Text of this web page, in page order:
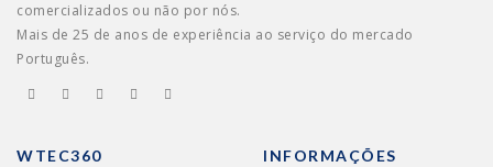
comercializados ou não por nós.
Mais de 25 de anos de experiência ao serviço do mercado
Português.
WTEC360 INFORMAÇÕES